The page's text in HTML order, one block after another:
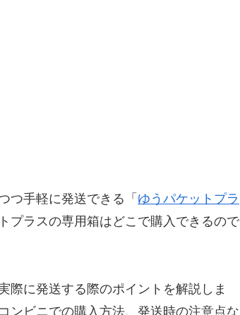
つ手軽に発送できる「 ゆうパケットプラ
プラスの専用箱はどこで購入できるので
際に発送する際のポイントを解説しま
ンビニでの購入方法、発送時の注意点な